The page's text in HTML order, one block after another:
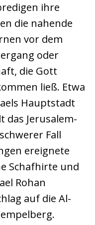
ihre
die nahende
vor dem
oder
die Gott
ließ. Etwa
Hauptstadt
das Jerusalem-
Fall
ereignete
Schafhirte und
Rohan
auf die Al-